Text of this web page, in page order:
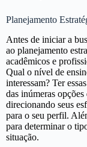
Planejamento
Antes de iniciar a
ao planejamento
acadêmicos e
Qual o nível de
interessam? Ter
das inúmeras
direcionando seus
para o seu perfil.
para determinar o
situação.